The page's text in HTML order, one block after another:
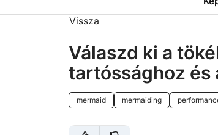
Vissza
Válaszd ki a
tartóssághoz és
mermaid mermaiding